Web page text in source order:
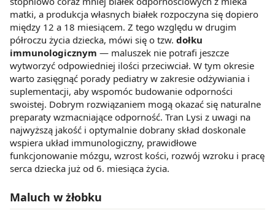
matki, a produkcja własnych białek rozpoczyna się dopiero
między 12 a 18 miesiącem. Z tego względu w drugim
półroczu życia dziecka, mówi się o tzw. dołku
immunologicznym — maluszek nie potrafi jeszcze
wytworzyć odpowiedniej ilości przeciwciał. W tym okresie
warto zasięgnąć porady pediatry w zakresie odżywiania i
suplementacji, aby wspomóc budowanie odporności
swoistej. Dobrym rozwiązaniem mogą okazać się naturalne
preparaty wzmacniające odporność. Tran Lysi z uwagi na
najwyższą jakość i optymalnie dobrany skład doskonale
wspiera układ immunologiczny, prawidłowe
funkcjonowanie mózgu, wzrost kości, rozwój wzroku i pracę
serca dziecka już od 6. miesiąca życia.
Maluch w żłobku